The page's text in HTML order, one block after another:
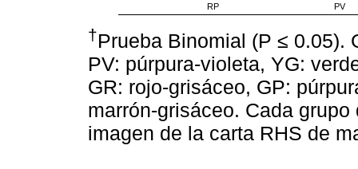
RP PV
†Prueba Binomial (P ≤ 0.05).
PV: púrpura-violeta, YG:
GR: rojo-grisáceo, GP:
marrón-grisáceo. Cada
imagen de la carta RHS de